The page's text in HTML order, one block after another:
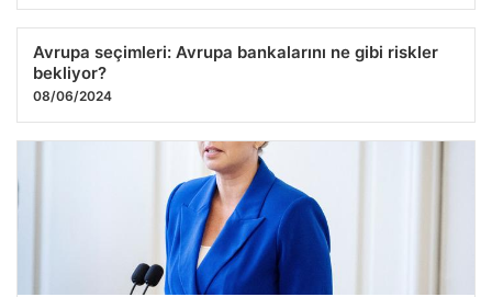
Avrupa seçimleri: Avrupa bankalarını ne gibi riskler
bekliyor?
08/06/2024